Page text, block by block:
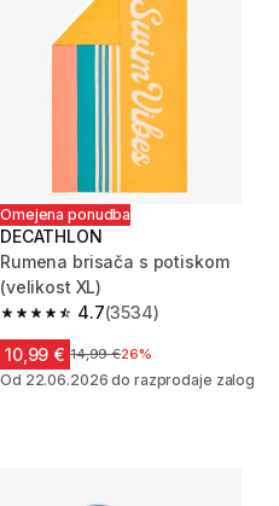
Omejena ponudba
DECATHLON
Rumena brisača s potiskom
(velikost XL)
4.7
4.7 od 5 zvezdic from 3534 ocene
(3534)
10,99 € Cena pred znižanjem
14,99 €26%
Od 22.06.2026 do razprodaje zalog